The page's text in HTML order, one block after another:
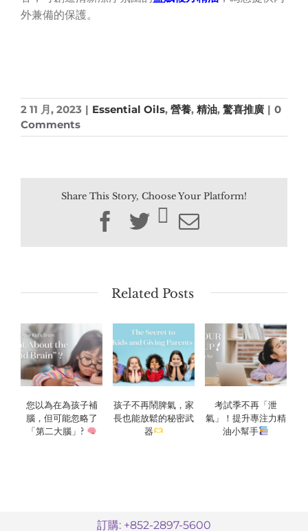
外兼備的保護。
2 11 月, 2023 | Essential Oils, 營養, 精油, 驚喜推廣 | 0
Comments
Share This Story, Choose Your Platform!
Facebook
TwitterEmail
Related Posts
您以為在為孩子補
腦，但可能忽略了
「第二大腦」?
孩子不再鬧脾氣，家
長也能放鬆的秘密武
器
考試季不再「泄
氣」！提升專注力精
油小幫手
訂購: +852-2897-5600